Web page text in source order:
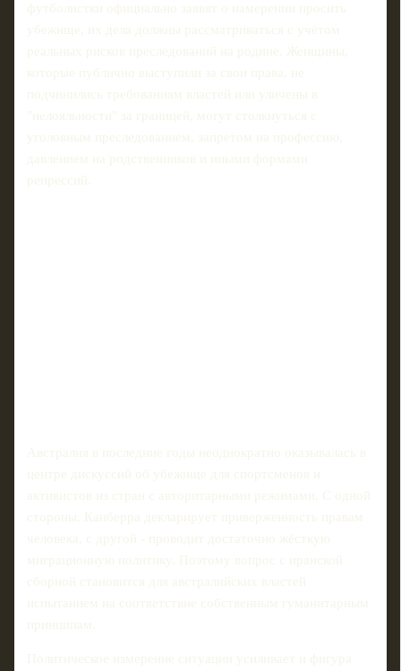
футболистки официально заявят о намерении просить
убежище, их дела должны рассматриваться с учётом
реальных рисков преследований на родине. Женщины,
которые публично выступили за свои права, не
подчинились требованиям властей или уличены в
"нелояльности" за границей, могут столкнуться с
уголовным преследованием, запретом на профессию,
давлением на родственников и иными формами
репрессий.
Австралия в последние годы неоднократно оказывалась в
центре дискуссий об убежище для спортсменов и
активистов из стран с авторитарными режимами. С одной
стороны, Канберра декларирует приверженность правам
человека, с другой - проводит достаточно жёсткую
миграционную политику. Поэтому вопрос с иранской
сборной становится для австралийских властей
испытанием на соответствие собственным гуманитарным
принципам.
Политическое измерение ситуации усиливает и фигура